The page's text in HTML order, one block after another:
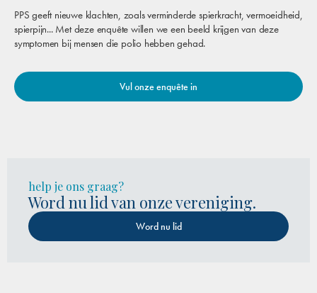
PPS geeft nieuwe klachten, zoals verminderde spierkracht, vermoeidheid,
spierpijn... Met deze enquête willen we een beeld krijgen van deze
symptomen bij mensen die polio hebben gehad.
Vul onze enquête in
help je ons graag?
Word nu lid van onze vereniging.
Word nu lid